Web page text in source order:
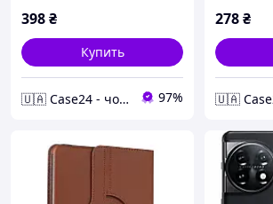
398₴
Купить
🇺🇦 Case24 - чохли та аксесуари для смартфонів та планшетів 97%
278₴